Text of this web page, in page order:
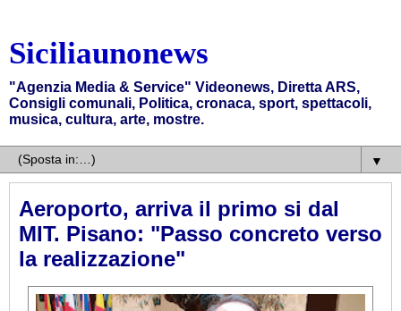
Siciliaunonews
"Agenzia Media & Service" Videonews, Diretta ARS,
Consigli comunali, Politica, cronaca, sport, spettacoli,
musica, cultura, arte, mostre.
▼
Aeroporto, arriva il primo si dal
MIT. Pisano: "Passo concreto verso
la realizzazione"